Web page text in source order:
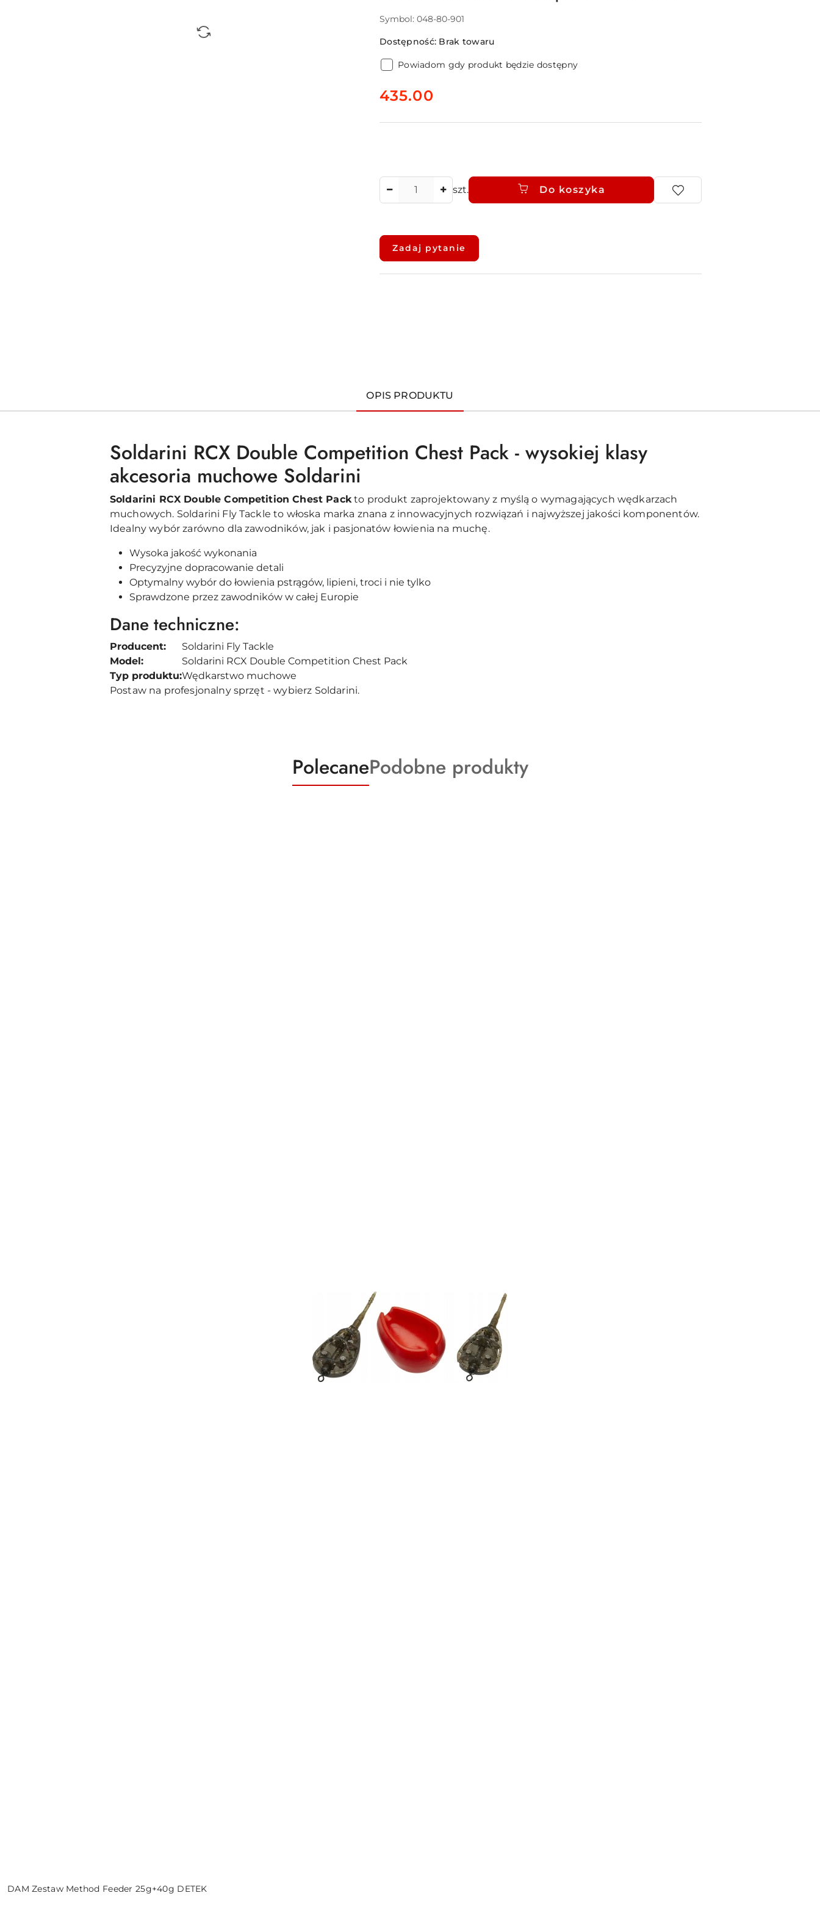
Symbol: 048-80-901
Dostępność: Brak towaru
Powiadom gdy produkt będzie dostępny
cena:
435.00
szt. Do koszyka
Dostępność
i
dostawa
Zadaj pytanie
OPIS PRODUKTU
Soldarini RCX Double Competition Chest Pack - wysokiej klasy
akcesoria muchowe Soldarini
Soldarini RCX Double Competition Chest Packto produkt zaprojektowany z myślą o wymagających wędkarzach
muchowych. Soldarini Fly Tackle to włoska marka znana z innowacyjnych rozwiązań i najwyższej jakości komponentów.
Idealny wybór zarówno dla zawodników, jak i pasjonatów łowienia na muchę.
Wysoka jakość wykonania
Precyzyjne dopracowanie detali
Optymalny wybór do łowienia pstrągów, lipieni, troci i nie tylko
Sprawdzone przez zawodników w całej Europie
Dane techniczne:
Producent:
Soldarini Fly Tackle
Model:
Soldarini RCX Double Competition Chest Pack
Typ produktu:Wędkarstwo muchowe
Postaw na profesjonalny sprzęt - wybierz Soldarini.
Produkty
o
PolecaneProdukty
o
Podobne produkty
DAM Zestaw Method Feeder 25g+40g DETEK